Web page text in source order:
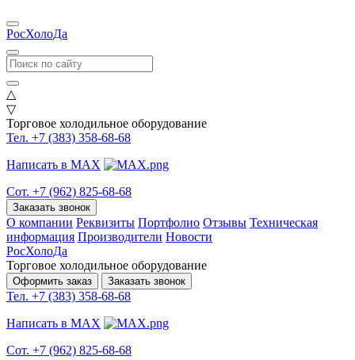
РосХолоДа
△
▽
Торговое холодильное оборудование
Тел. +7 (383) 358-68-68
Написать в MAX
Сот. +7 (962) 825-68-68
Заказать звонок
О компании Реквизиты Портфолио Отзывы Техническая
информация Производители Новости
РосХолоДа
Торговое холодильное оборудование
Оформить заказ Заказать звонок
Тел. +7 (383) 358-68-68
Написать в MAX
Сот. +7 (962) 825-68-68